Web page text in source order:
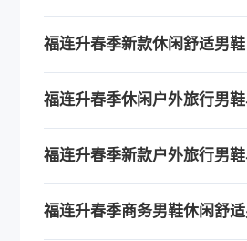
福连升春季新款休闲舒适男鞋
福连升春季休闲户外旅行男
福连升春季新款户外旅行男
福连升春季商务男鞋休闲舒